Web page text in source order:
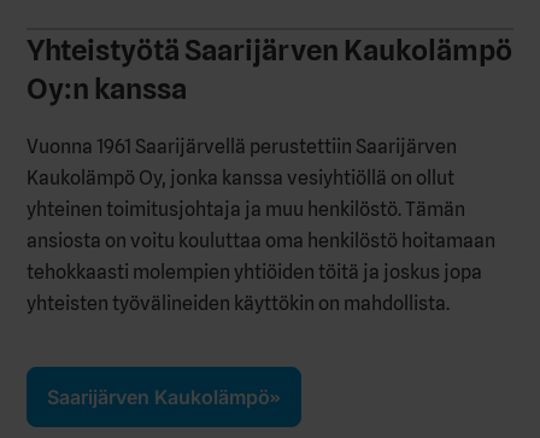
Yhteistyötä Saarijärven Kaukolämpö
Oy:n kanssa
Vuonna 1961 Saarijärvellä perustettiin Saarijärven
Kaukolämpö Oy, jonka kanssa vesiyhtiöllä on ollut
yhteinen toimitusjohtaja ja muu henkilöstö. Tämän
ansiosta on voitu kouluttaa oma henkilöstö hoitamaan
tehokkaasti molempien yhtiöiden töitä ja joskus jopa
yhteisten työvälineiden käyttökin on mahdollista.
Saarijärven Kaukolämpö